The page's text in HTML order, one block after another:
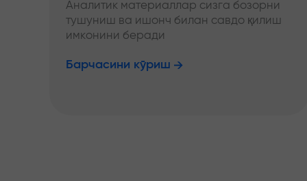
Аналитик материаллар сизга бозорни
тушуниш ва ишонч билан савдо қилиш
имконини беради
Барчасини кўриш